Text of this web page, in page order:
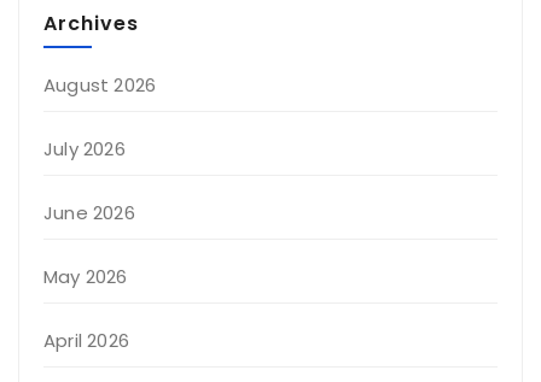
Archives
August 2026
July 2026
June 2026
May 2026
April 2026